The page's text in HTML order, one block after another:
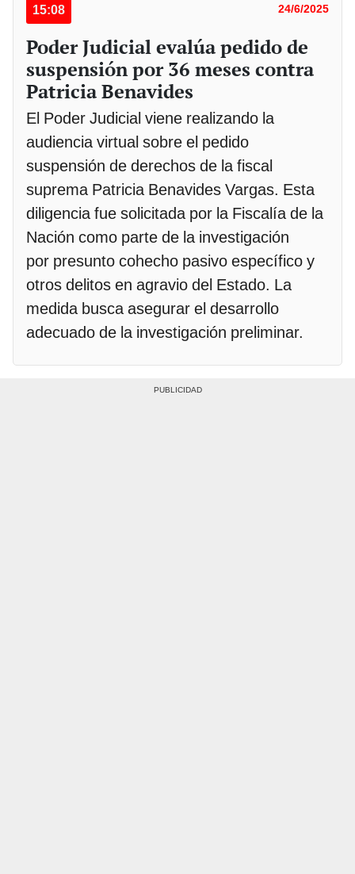
15:08 24/6/2025
Poder Judicial evalúa pedido de
suspensión por 36 meses contra
Patricia Benavides
El Poder Judicial viene realizando la
audiencia virtual sobre el pedido
suspensión de derechos de la fiscal
suprema Patricia Benavides Vargas. Esta
diligencia fue solicitada por la Fiscalía de la
Nación como parte de la investigación
por presunto cohecho pasivo específico y
otros delitos en agravio del Estado. La
medida busca asegurar el desarrollo
adecuado de la investigación preliminar.